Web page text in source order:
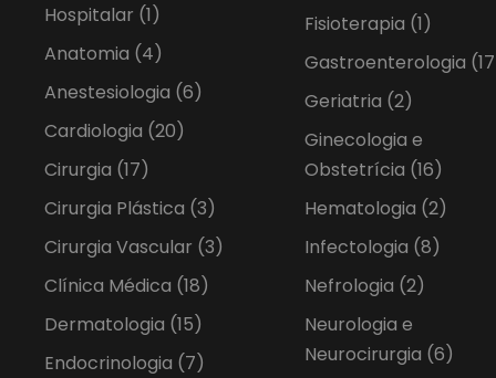
Hospitalar (1)
Anatomia (4)
Anestesiologia (6)
Cardiologia (20)
Cirurgia (17)
Cirurgia Plástica (3)
Cirurgia Vascular (3)
Clínica Médica (18)
Dermatologia (15)
Endocrinologia (7)
Fisioterapia (1)
Gastroenterologia
Geriatria (2)
Ginecologia e
Obstetrícia (16)
Hematologia (2)
Infectologia (8)
Nefrologia (2)
Neurologia e
Neurocirurgia (6)